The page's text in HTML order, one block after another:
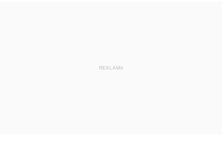
REKLAMA